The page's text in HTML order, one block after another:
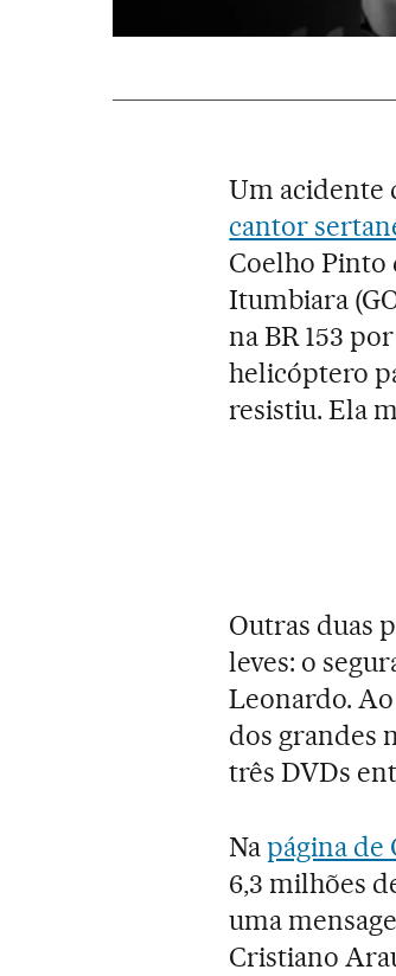
Um acidente
cantor
Coelho Pinto
Itumbiara
na BR 153
helicóptero
resistiu. Ela
Outras duas
leves: o
Leonardo.
dos grandes
três DVDs
Napágina de
6,3 milhões
uma
Cristiano